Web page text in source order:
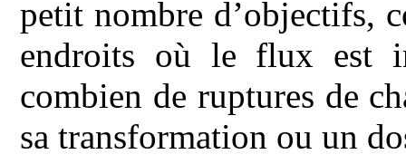
petit nombre d’objectifs,
endroits où le flux est
combien de ruptures de
sa transformation ou un